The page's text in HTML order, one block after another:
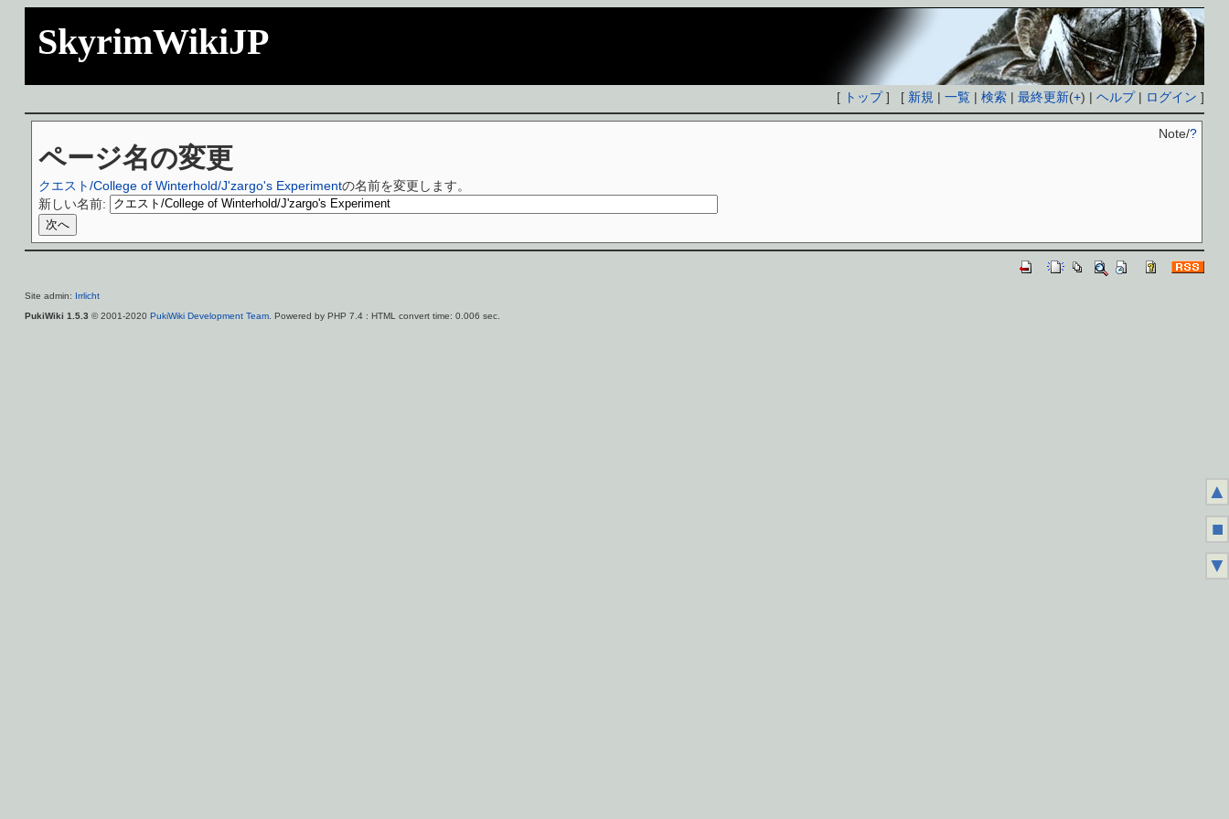
SkyrimWikiJP
[ トップ] [ 新規 |一覧 |検索 |最終更新(+) |ヘルプ| ログイン ]
ページ名の変更
Note/?
クエスト/College of Winterhold/J'zargo's Experimentの名前を変更します。
新しい名前:
Site admin: Irrlicht
PukiWiki 1.5.3 © 2001-2020 PukiWiki Development Team. Powered by PHP 7.4 : HTML convert time: 0.006 sec.
▲
■
▼